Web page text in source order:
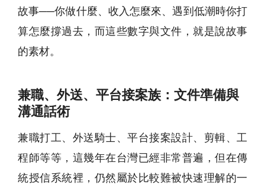
故事──你做什麼、收入怎麼來、遇到低潮時你打
算怎麼撐過去，而這些數字與文件，就是說故事
的素材。
兼職、外送、平台接案族：文件準備與
溝通話術
兼職打工、外送騎士、平台接案設計、剪輯、工
程師等等，這幾年在台灣已經非常普遍，但在傳
統授信系統裡，仍然屬於比較難被快速理解的一